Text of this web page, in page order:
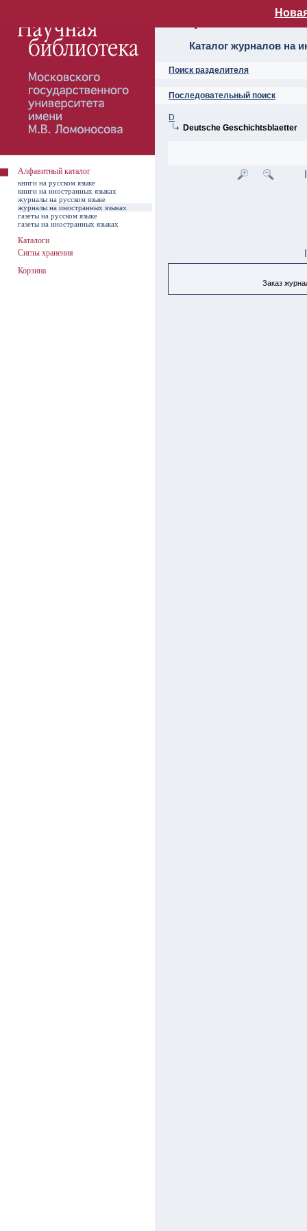
Алфавитный
Каталог журналов на
Поиск разделителя
Последовательный поиск
D
Deutsche Geschichtsblaetter
Заказ
Алфавитный каталог
книги на русском языке
книги на иностранных языках
журналы на русском языке
журналы на иностранных языках
газеты на русском языке
газеты на иностранных языках
Каталоги
Сиглы хранения
Корзина